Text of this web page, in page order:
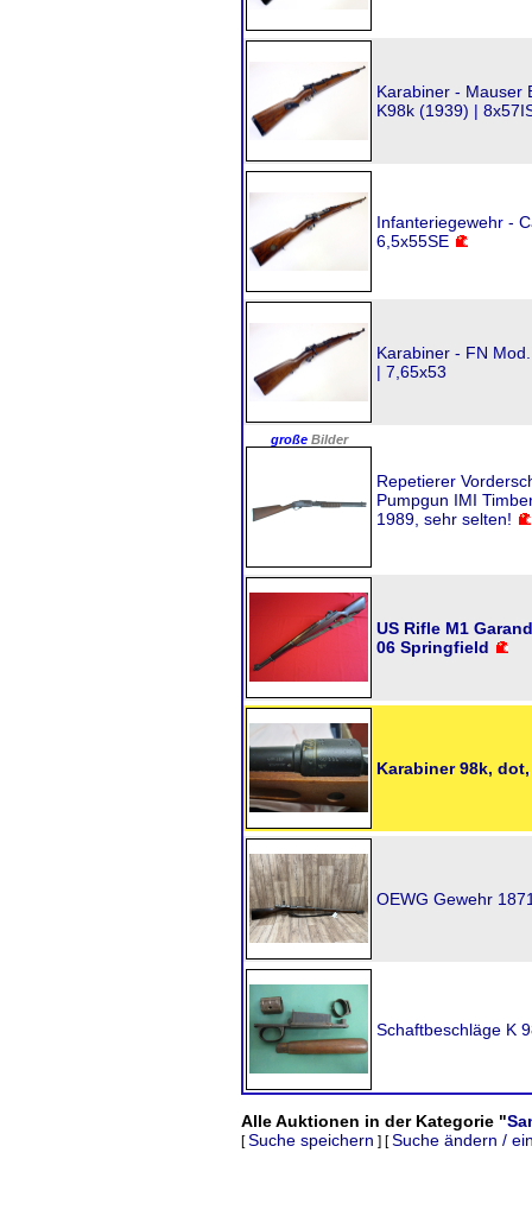
Karabiner - Mauser
K98k (1939) |
Infanteriegewehr -
6,5x55SE
Karabiner - FN
| 7,65x53
große Bilder
Repetierer
Pumpgun IMI
1989, sehr selten!
US Rifle M1
06 Springfield
Karabiner 98k,
OEWG Gewehr
Schaftbeschläge K
Alle Auktionen in der Kategorie "
[Suche speichern ] [Suche ändern /